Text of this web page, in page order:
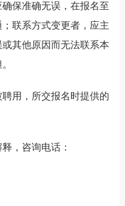
确保准确无误，在报名至
联系方式变更者，应主
其他原因而无法联系本
聘用，所交报名时提供的
，咨询电话：